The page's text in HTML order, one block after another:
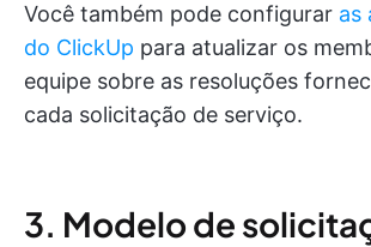
Você também pode configurar as
do ClickUp para atualizar os
equipe sobre as resoluções
cada solicitação de serviço.
3. Modelo de